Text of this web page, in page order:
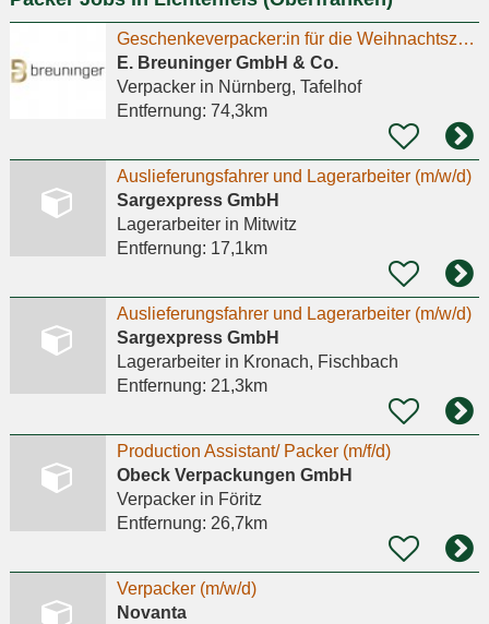
Geschenkeverpacker:in für die Weihnachtszeit in Teilzeit
E. Breuninger GmbH & Co.
Verpackerin Nürnberg, Tafelhof
Entfernung: 74,3km
Auslieferungsfahrer und Lagerarbeiter (m/w/d)
Sargexpress GmbH
Lagerarbeiterin Mitwitz
Entfernung: 17,1km
Auslieferungsfahrer und Lagerarbeiter (m/w/d)
Sargexpress GmbH
Lagerarbeiterin Kronach, Fischbach
Entfernung: 21,3km
Production Assistant/ Packer (m/f/d)
Obeck Verpackungen GmbH
Verpackerin Föritz
Entfernung: 26,7km
Verpacker (m/w/d)
Novanta